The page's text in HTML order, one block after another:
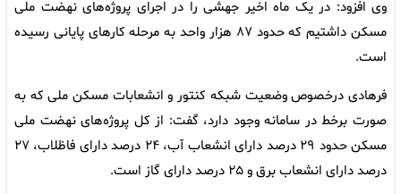
وی افزود: در یک ماه اخیر جهشی را در اجرای پروژه‌های نهضت ملی
مسکن داشتیم که حدود ۸۷ هزار واحد به مرحله کارهای پایانی رسیده
است.
فرهادی درخصوص وضعیت شبکه کنتور و انشعابات مسکن ملی که به
صورت برخط در سامانه وجود دارد، گفت: از کل پروژه‌های نهضت ملی
مسکن حدود ۲۹ درصد دارای انشعاب آب، ۲۴ درصد دارای فاظلاب، ۲۷
درصد دارای انشعاب برق و ۲۵ درصد دارای گاز است‌.